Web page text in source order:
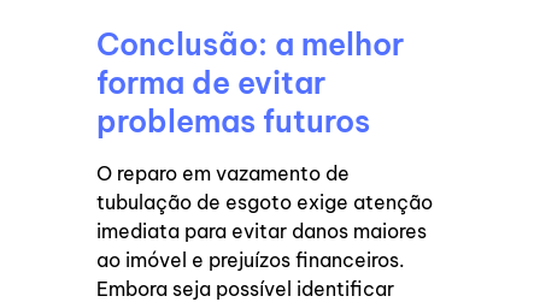
Conclusão: a melhor
forma de evitar
problemas futuros
O reparo em vazamento de
tubulação de esgoto exige atenção
imediata para evitar danos maiores
ao imóvel e prejuízos financeiros.
Embora seja possível identificar